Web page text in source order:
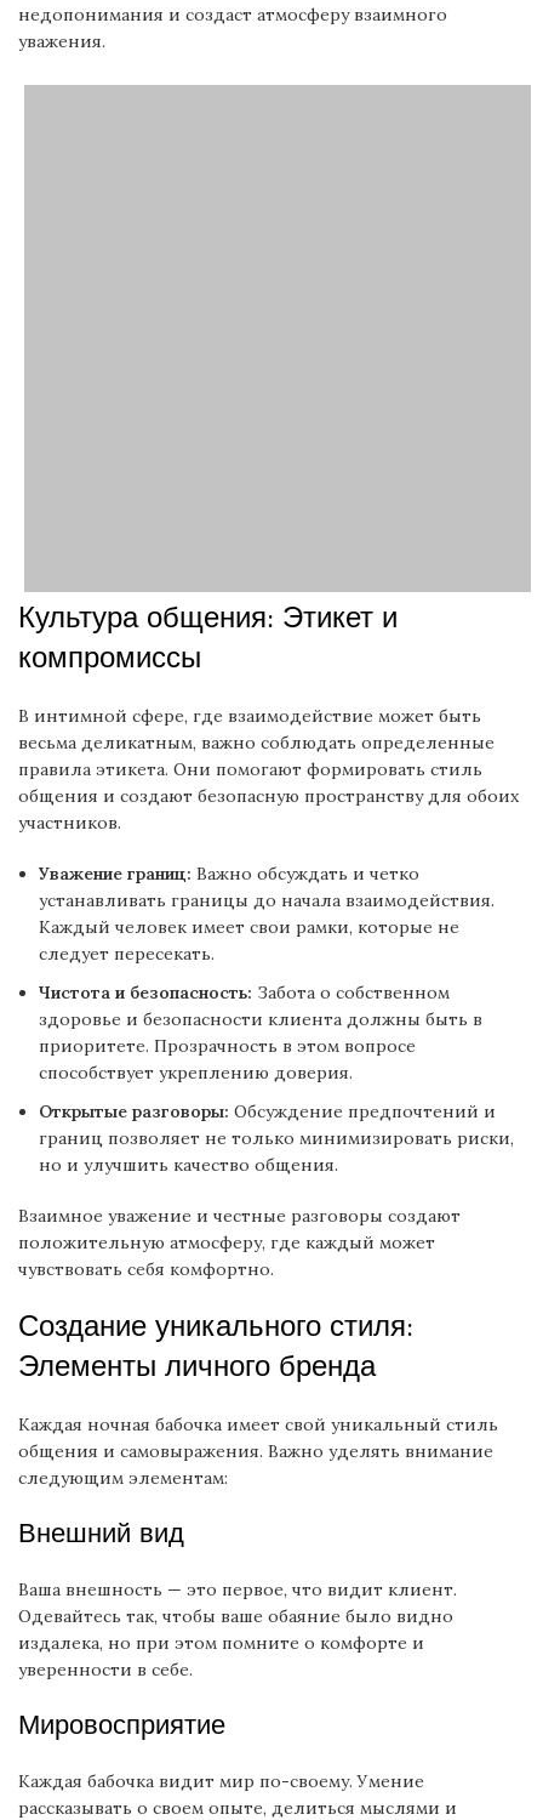
недопонимания и создаст атмосферу взаимного
уважения.
Культура общения: Этикет и
компромиссы
В интимной сфере, где взаимодействие может быть
весьма деликатным, важно соблюдать определенные
правила этикета. Они помогают формировать стиль
общения и создают безопасную пространству для обоих
участников.
Уважение границ: Важно обсуждать и четко
устанавливать границы до начала взаимодействия.
Каждый человек имеет свои рамки, которые не
следует пересекать.
Чистота и безопасность: Забота о собственном
здоровье и безопасности клиента должны быть в
приоритете. Прозрачность в этом вопросе
способствует укреплению доверия.
Открытые разговоры: Обсуждение предпочтений и
границ позволяет не только минимизировать риски,
но и улучшить качество общения.
Взаимное уважение и честные разговоры создают
положительную атмосферу, где каждый может
чувствовать себя комфортно.
Создание уникального стиля:
Элементы личного бренда
Каждая ночная бабочка имеет свой уникальный стиль
общения и самовыражения. Важно уделять внимание
следующим элементам:
Внешний вид
Ваша внешность — это первое, что видит клиент.
Одевайтесь так, чтобы ваше обаяние было видно
издалека, но при этом помните о комфорте и
уверенности в себе.
Мировосприятие
Каждая бабочка видит мир по-своему. Умение
рассказывать о своем опыте, делиться мыслями и